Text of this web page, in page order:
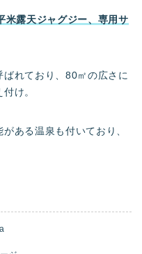
米露天ジャグジー、専用サ
ばれており、80㎡の広さに
け。
ある温泉も付いており、